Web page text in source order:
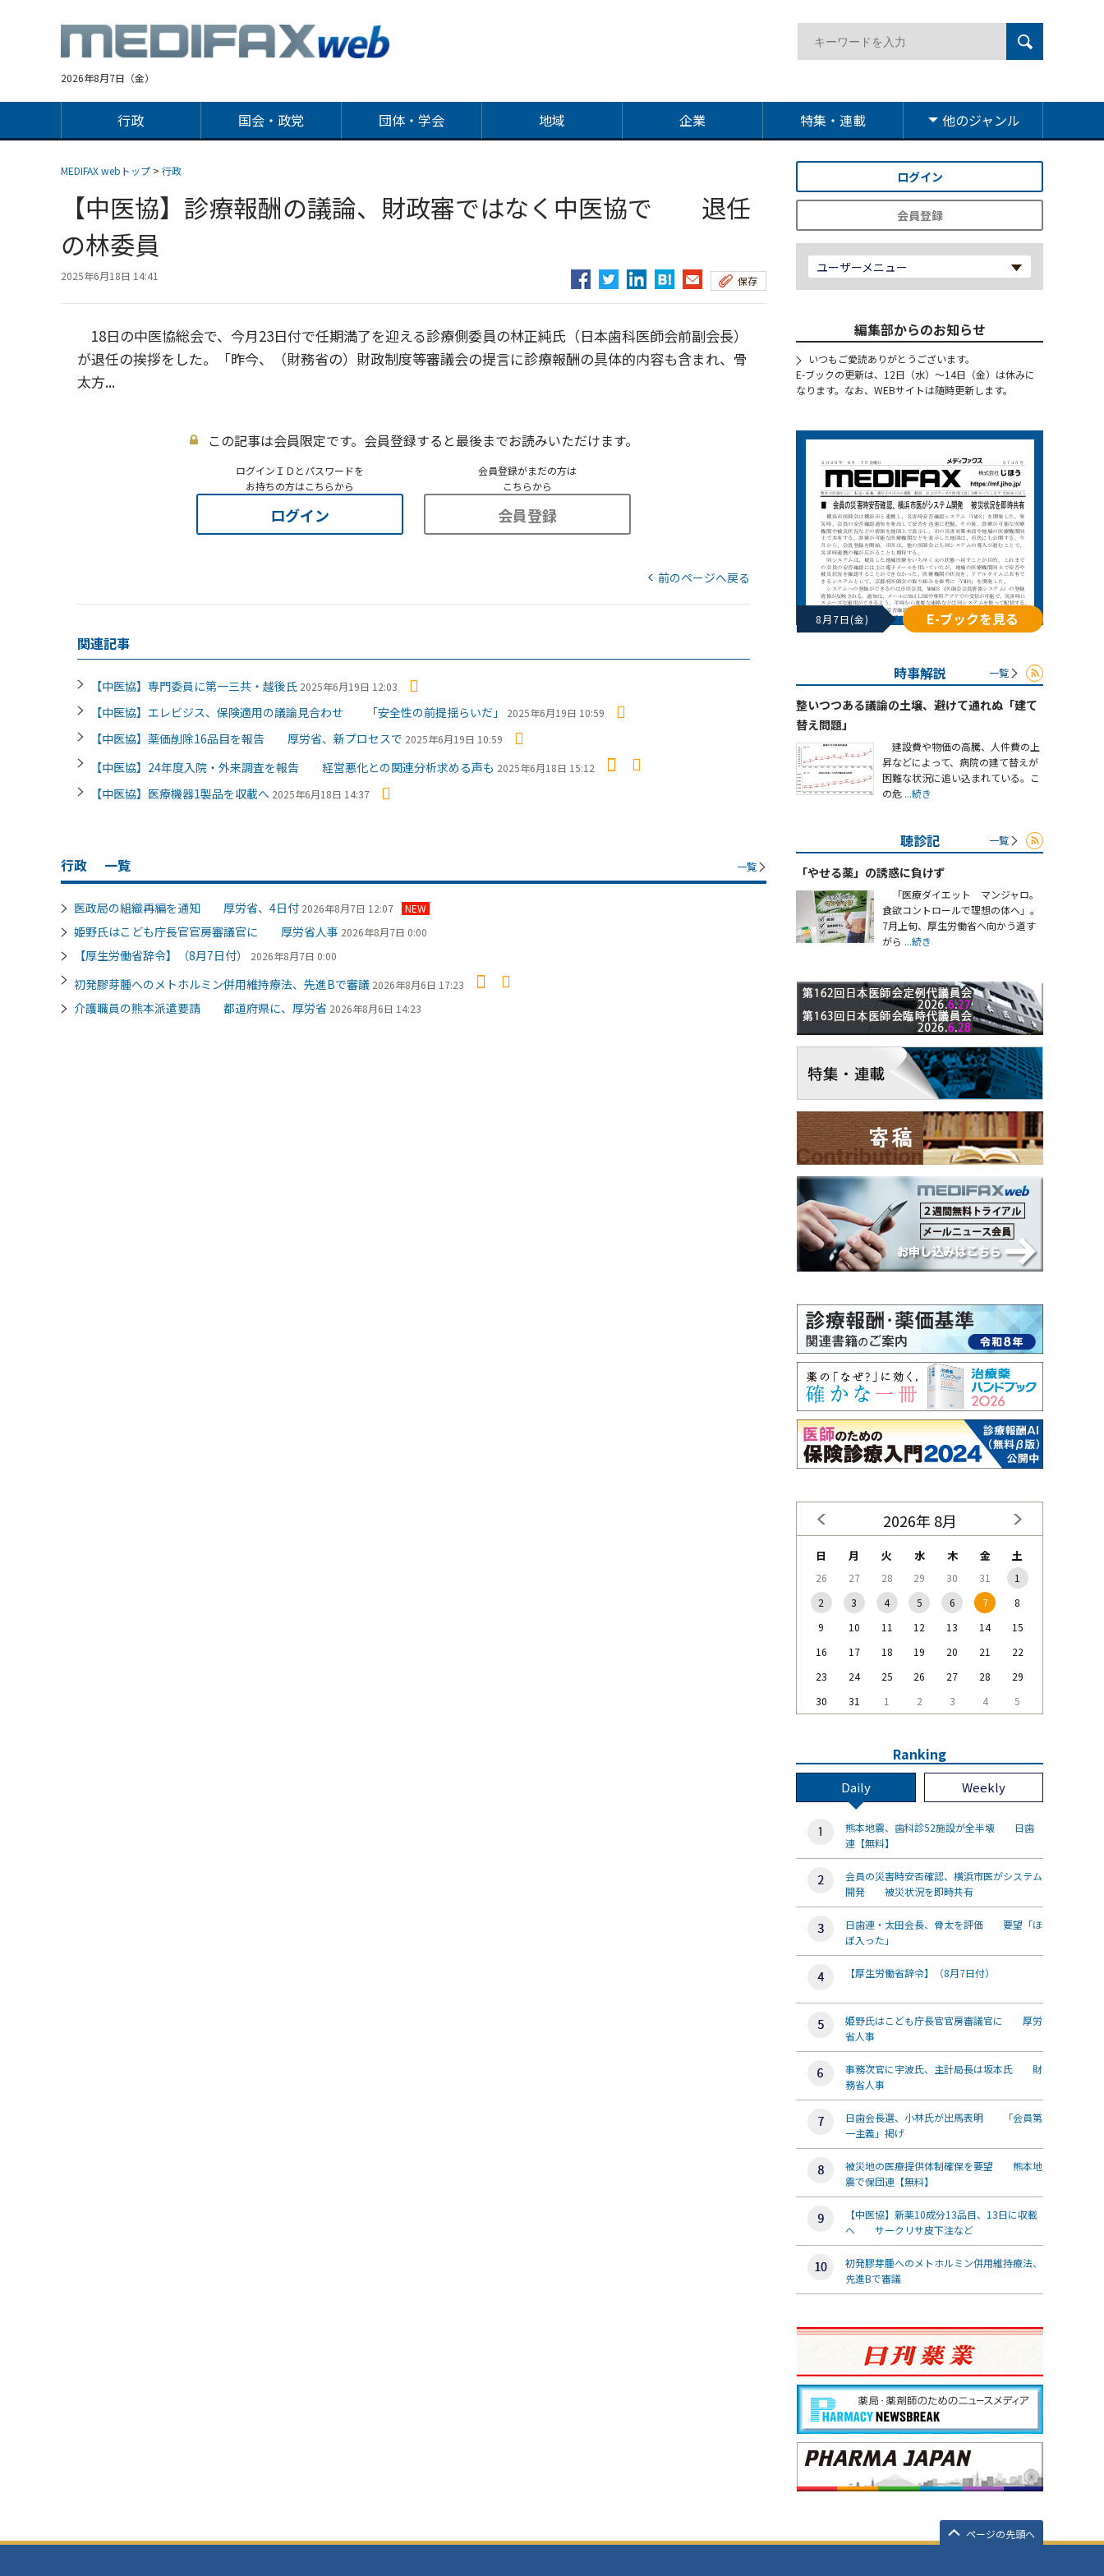
2026年8月7日（金）
行政 国会・政党 団体・学会 地域 企業 特集・連載 他のジャンル
MEDIFAX webトップ > 行政
【中医協】診療報酬の議論、財政審ではなく中医協で 退任
の林委員
2025年6月18日 14:41 保存
18日の中医協総会で、今月23日付で任期満了を迎える診療側委員の林正純氏（日本歯科医師会前副会長）
が退任の挨拶をした。「昨今、（財務省の）財政制度等審議会の提言に診療報酬の具体的内容も含まれ、骨
太方...
この記事は会員限定です。会員登録すると最後までお読みいただけます。
ログインＩＤとパスワードを
お持ちの方はこちらから
ログイン
会員登録がまだの方は
こちらから
会員登録
前のページへ戻る
関連記事
【中医協】専門委員に第一三共・越後氏 2025年6月19日 12:03
【中医協】エレビジス、保険適用の議論見合わせ 「安全性の前提揺らいだ」 2025年6月19日 10:59
【中医協】薬価削除16品目を報告 厚労省、新プロセスで 2025年6月19日 10:59
【中医協】24年度入院・外来調査を報告 経営悪化との関連分析求める声も 2025年6月18日 15:12
【中医協】医療機器1製品を収載へ 2025年6月18日 14:37
行政 一覧 一覧
医政局の組織再編を通知 厚労省、4日付 2026年8月7日 12:07 NEW
姫野氏はこども庁長官官房審議官に 厚労省人事 2026年8月7日 0:00
【厚生労働省辞令】（8月7日付） 2026年8月7日 0:00
初発膠芽腫へのメトホルミン併用維持療法、先進Bで審議 2026年8月6日 17:23
介護職員の熊本派遣要請 都道府県に、厚労省 2026年8月6日 14:23
ログイン
会員登録
ユーザーメニュー
編集部からのお知らせ
いつもご愛読ありがとうございます。
E-ブックの更新は、12日（水）～14日（金）は休みに
なります。なお、WEBサイトは随時更新します。
8月7日(金) E-ブックを見る
時事解説 一覧
整いつつある議論の土壌、避けて通れぬ「建て
替え問題」
建設費や物価の高騰、人件費の上
昇などによって、病院の建て替えが
困難な状況に追い込まれている。こ
の危 ...続き
聴診記 一覧
「やせる薬」の誘惑に負けず
「医療ダイエット マンジャロ。
食欲コントロールで理想の体へ」。
7月上旬、厚生労働省へ向かう道す
がら ...続き
2026年 8月
日 月 火 水 木 金 土
26 27 28 29 30 31
1
2
3 4 5 6 7
8
9
10 11 12 13 14
15
16
17 18 19 20 21
22
23
24 25 26 27 28
29
30
31 1 2 3 4 5
Ranking
Daily Weekly
熊本地震、歯科診52施設が全半壊 日歯
連【無料】
会員の災害時安否確認、横浜市医がシステム
開発 被災状況を即時共有
日歯連・太田会長、骨太を評価 要望「ほ
ぼ入った」
【厚生労働省辞令】（8月7日付）
姫野氏はこども庁長官官房審議官に 厚労
省人事
事務次官に宇波氏、主計局長は坂本氏 財
務省人事
日歯会長選、小林氏が出馬表明 「会員第
一主義」掲げ
被災地の医療提供体制確保を要望 熊本地
震で保団連【無料】
【中医協】新薬10成分13品目、13日に収載
へ サークリサ皮下注など
初発膠芽腫へのメトホルミン併用維持療法、
先進Bで審議
ページの先頭へ